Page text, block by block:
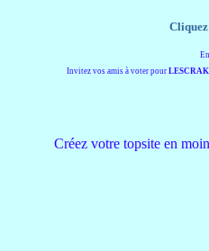
Invitez vos amis à voter pour
Créez votre topsite en